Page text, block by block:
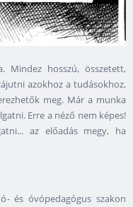
Mindez hosszú, összetett,
azokhoz a tudásokhoz,
meg. Már a munka
Erre a néző nem képes!
az előadás megy, ha
és óvópedagógus szakon